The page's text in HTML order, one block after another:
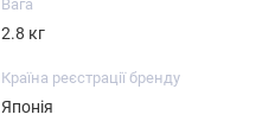
Вага
2.8 кг
Країна реєстрації бренду
Японія